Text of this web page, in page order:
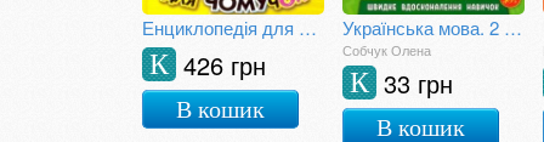
Енциклопедія для чомучок. Книга 4
426 грн
К
В кошик
Українська мова. 2 клас. Зошит практичних занять
Собчук Олена
33 грн
К
В кошик